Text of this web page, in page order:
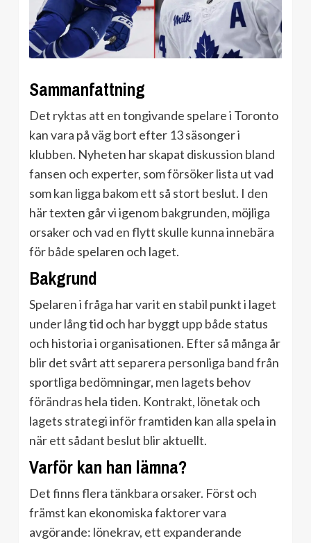
Sammanfattning
Det ryktas att en tongivande spelare i Toronto
kan vara på väg bort efter 13 säsonger i
klubben. Nyheten har skapat diskussion bland
fansen och experter, som försöker lista ut vad
som kan ligga bakom ett så stort beslut. I den
här texten går vi igenom bakgrunden, möjliga
orsaker och vad en flytt skulle kunna innebära
för både spelaren och laget.
Bakgrund
Spelaren i fråga har varit en stabil punkt i laget
under lång tid och har byggt upp både status
och historia i organisationen. Efter så många år
blir det svårt att separera personliga band från
sportliga bedömningar, men lagets behov
förändras hela tiden. Kontrakt, lönetak och
lagets strategi inför framtiden kan alla spela in
när ett sådant beslut blir aktuellt.
Varför kan han lämna?
Det finns flera tänkbara orsaker. Först och
främst kan ekonomiska faktorer vara
avgörande: lönekrav, ett expanderande